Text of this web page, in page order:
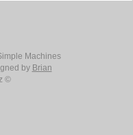
Machines
by Brian
©